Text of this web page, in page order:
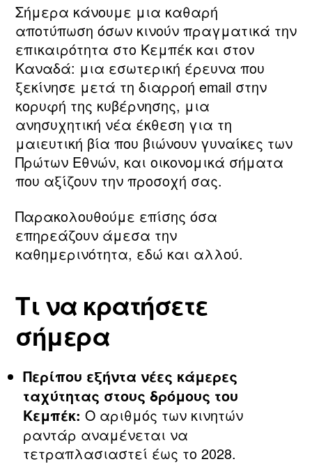
Σήμερα κάνουμε μια καθαρή
αποτύπωση όσων κινούν πραγματικά την
επικαιρότητα στο Κεμπέκ και στον
Καναδά: μια εσωτερική έρευνα που
ξεκίνησε μετά τη διαρροή email στην
κορυφή της κυβέρνησης, μια
ανησυχητική νέα έκθεση για τη
μαιευτική βία που βιώνουν γυναίκες των
Πρώτων Εθνών, και οικονομικά σήματα
που αξίζουν την προσοχή σας.
Παρακολουθούμε επίσης όσα
επηρεάζουν άμεσα την
καθημερινότητα, εδώ και αλλού.
Τι να κρατήσετε
σήμερα
Περίπου εξήντα νέες κάμερες
ταχύτητας στους δρόμους του
Κεμπέκ: Ο αριθμός των κινητών
ραντάρ αναμένεται να
τετραπλασιαστεί έως το 2028.